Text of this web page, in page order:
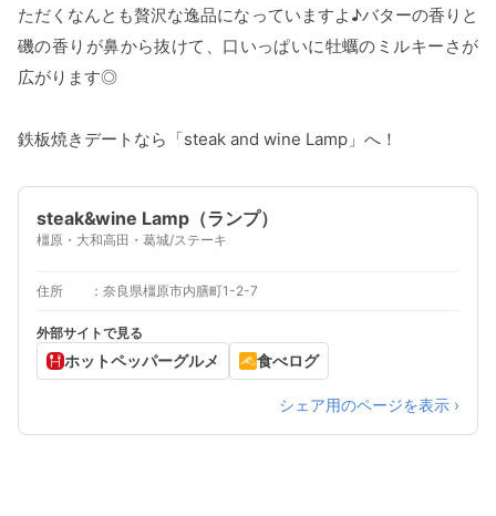
ただくなんとも贅沢な逸品になっていますよ♪バターの香りと
磯の香りが鼻から抜けて、口いっぱいに牡蠣のミルキーさが
広がります◎
鉄板焼きデートなら「steak and wine Lamp」へ！
steak&wine Lamp（ランプ）
橿原・大和高田・葛城/ステーキ
住所 奈良県橿原市内膳町1-2-7
外部サイトで見る
ホットペッパーグルメ 食べログ
シェア用のページを表示 ›